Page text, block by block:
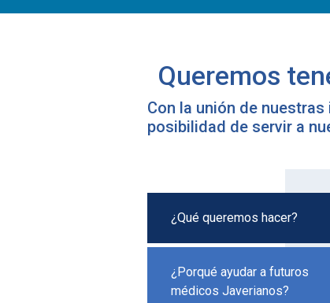
Queremos
Con la unión de
posibilidad de servir a
¿Qué queremos hacer?
¿Porqué ayudar a futuros
médicos Javerianos?